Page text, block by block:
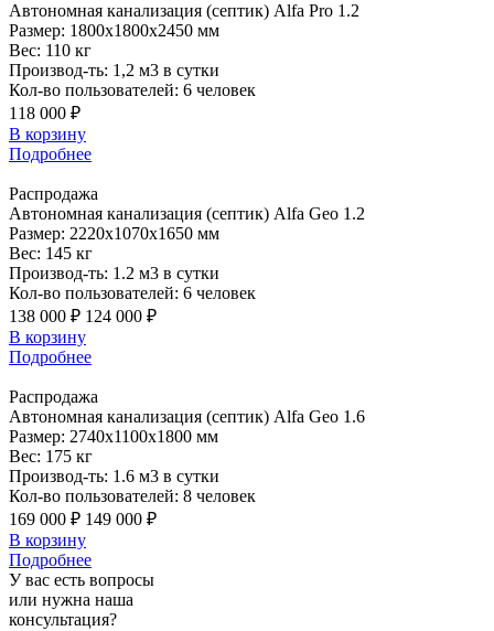
Автономная канализация (септик) Alfa Pro 1.2
Размер: 1800x1800x2450 мм
Вес: 110 кг
Производ-ть: 1,2 м3 в сутки
Кол-во пользователей: 6 человек
118 000 ₽
В корзину
Подробнее
Распродажа
Автономная канализация (септик) Alfa Geo 1.2
Размер: 2220x1070x1650 мм
Вес: 145 кг
Производ-ть: 1.2 м3 в сутки
Кол-во пользователей: 6 человек
138 000 ₽ 124 000 ₽
В корзину
Подробнее
Распродажа
Автономная канализация (септик) Alfa Geo 1.6
Размер: 2740x1100x1800 мм
Вес: 175 кг
Производ-ть: 1.6 м3 в сутки
Кол-во пользователей: 8 человек
169 000 ₽ 149 000 ₽
В корзину
Подробнее
У вас есть вопросы
или нужна наша
консультация?